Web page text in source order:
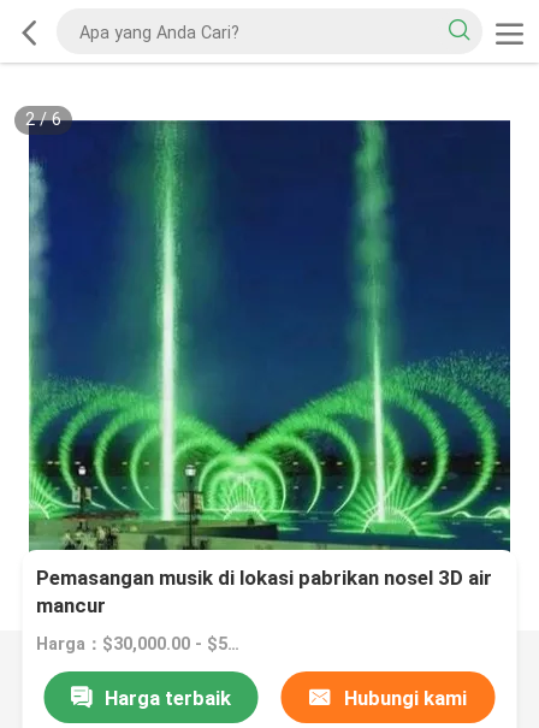
2/6
Pemasangan musik di lokasi pabrikan nosel 3D air
mancur
Harga：$30,000.00 - $500,000.00/sets
Harga terbaik Hubungi kami